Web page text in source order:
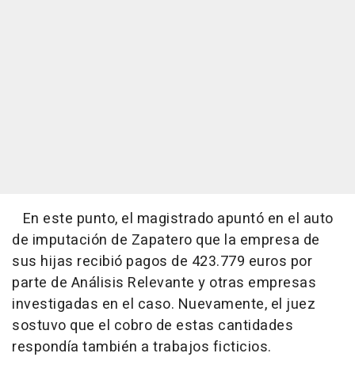
En este punto, el magistrado apuntó en el auto
de imputación de Zapatero que la empresa de
sus hijas recibió pagos de 423.779 euros por
parte de Análisis Relevante y otras empresas
investigadas en el caso. Nuevamente, el juez
sostuvo que el cobro de estas cantidades
respondía también a trabajos ficticios.